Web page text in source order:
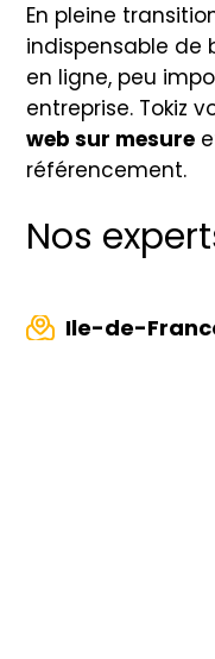
En pleine
indispensable de
en ligne, peu
entreprise. Tokiz
web sur mesure
référencement.
Nos
Ile-de-